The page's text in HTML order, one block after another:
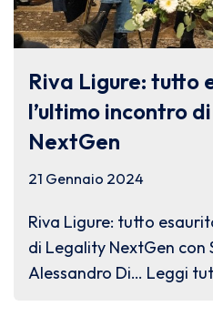
Riva Ligure: tutto
l’ultimo incontro
NextGen
21 Gennaio 2024
Riva Ligure: tutto
di Legality NextGen con
Alessandro Di… Leggi